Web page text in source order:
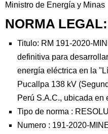
Ministro de Energía y Minas
NORMA LEGAL:
Titulo: RM 191-2020-
definitiva para
energía eléctrica en la
Pucallpa 138 kV
Perú S.A.C., ubicada en
Tipo de norma :
Numero : 191-2020-